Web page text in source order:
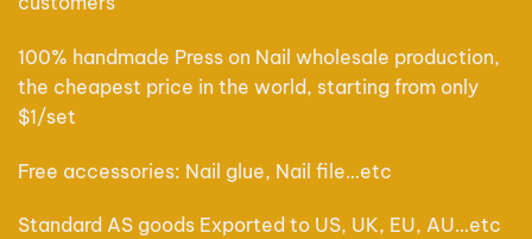
100% handmade Press on Nail wholesale production,
the cheapest price in the world, starting from only
$1/set
Free accessories: Nail glue, Nail file…etc
Standard AS goods Exported to US, UK, EU, AU…etc